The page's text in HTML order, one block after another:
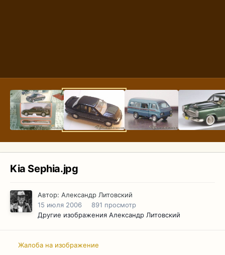
Kia Sephia.jpg
Автор: Александр Литовский
15 июля 2006
891 просмотр
Другие изображения Александр Литовский
Жалоба на изображение